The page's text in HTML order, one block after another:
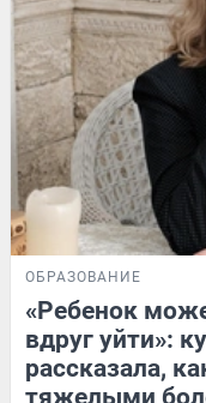
ОБРАЗОВАНИЕ
«Ребенок
вдруг уйти»:
рассказала,
тяжелыми